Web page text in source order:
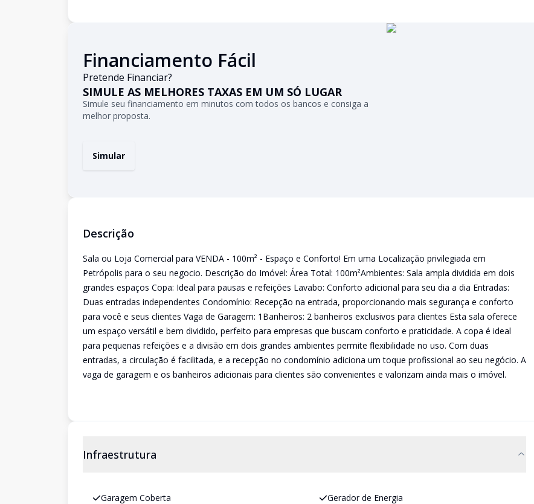
Financiamento Fácil
Pretende Financiar?
SIMULE AS MELHORES TAXAS EM UM SÓ LUGAR
Simule seu financiamento em minutos com todos os bancos e consiga a
melhor proposta.
Simular
Descrição
Sala ou Loja Comercial para VENDA - 100m² - Espaço e Conforto! Em uma Localização privilegiada em
Petrópolis para o seu negocio. Descrição do Imóvel: Área Total: 100m²Ambientes: Sala ampla dividida em dois
grandes espaços Copa: Ideal para pausas e refeições Lavabo: Conforto adicional para seu dia a dia Entradas:
Duas entradas independentes Condomínio: Recepção na entrada, proporcionando mais segurança e conforto
para você e seus clientes Vaga de Garagem: 1Banheiros: 2 banheiros exclusivos para clientes Esta sala oferece
um espaço versátil e bem dividido, perfeito para empresas que buscam conforto e praticidade. A copa é ideal
para pequenas refeições e a divisão em dois grandes ambientes permite flexibilidade no uso. Com duas
entradas, a circulação é facilitada, e a recepção no condomínio adiciona um toque profissional ao seu negócio. A
vaga de garagem e os banheiros adicionais para clientes são convenientes e valorizam ainda mais o imóvel.
Infraestrutura
Garagem Coberta Gerador de Energia